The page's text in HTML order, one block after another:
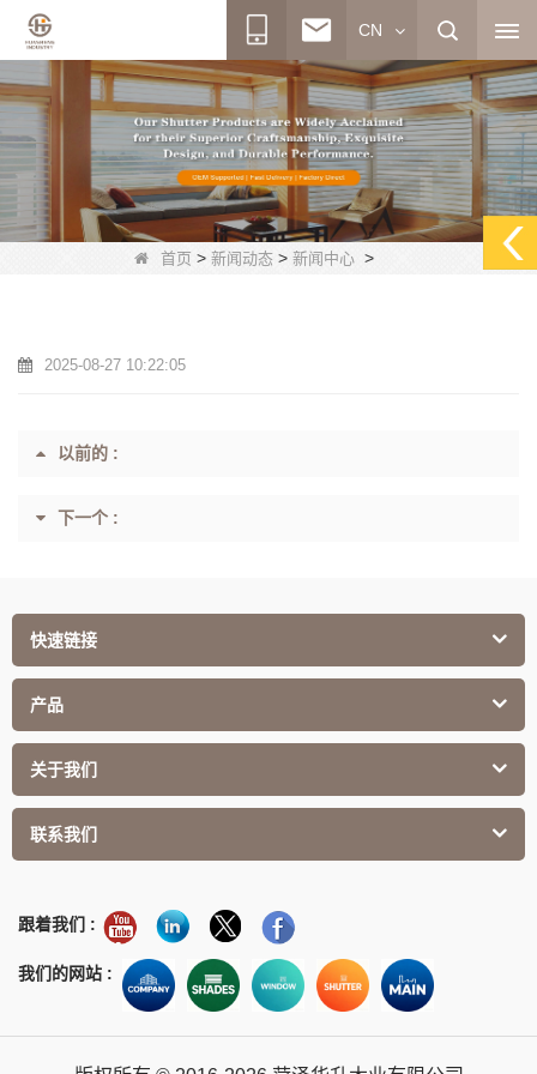
CN
首页 > 新闻动态 > 新闻中心 >
2025-08-27 10:22:05
以前的 :
下一个 :
快速链接
产品
关于我们
联系我们
跟着我们 :
我们的网站 :